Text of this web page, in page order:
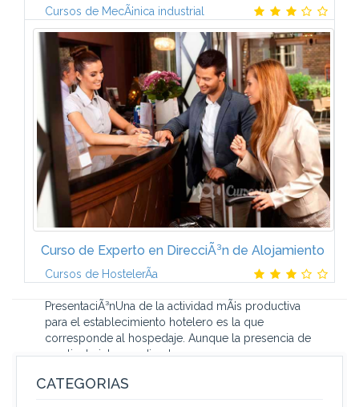
Cursos de MecÃ¡nica industrial
El curso estÃ¡ formado por 3 mÃ³dulos:AUTÃMATAS
PROGRAMABLES I (6 ECTS)IntroducciÃ³n a la
automatizaciÃ³n. Elementos de un sistema
automatizado. Estructura del autÃ³mata...
Curso de Experto en DirecciÃ³n de Alojamiento
Cursos de HostelerÃ­a
PresentaciÃ³nUna de la actividad mÃ¡s productiva
para el establecimiento hotelero es la que
corresponde al hospedaje. Aunque la presencia de
un cliente interesa directa o...
CATEGORIAS